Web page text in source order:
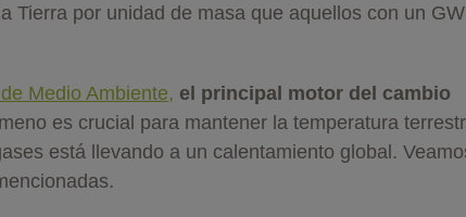
Tierra por unidad de masa que aquellos con un
Medio Ambiente, el principal motor del cambio
es crucial para mantener la temperatura
está llevando a un calentamiento global.